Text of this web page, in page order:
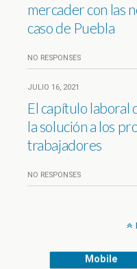
mercader con las
caso de Puebla
NO RESPONSES
JULIO 16, 2021
El capítulo laboral
la solución a los
trabajadores
NO RESPONSES
Mobile